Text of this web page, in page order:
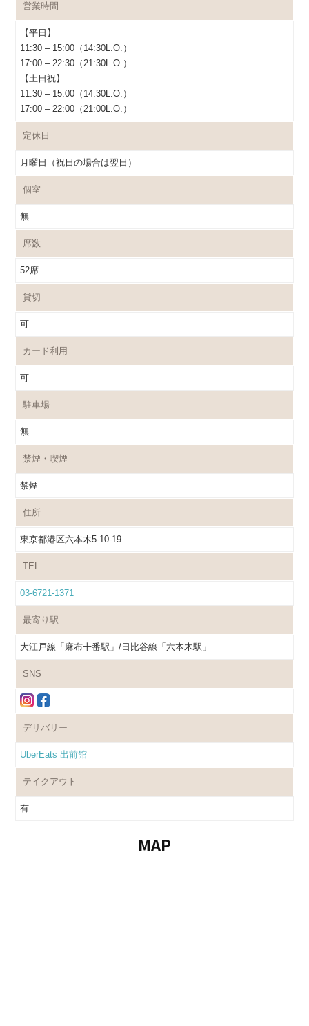
営業時間
【平日】
11:30 – 15:00（14:30L.O.）
17:00 – 22:30（21:30L.O.）
【土日祝】
11:30 – 15:00（14:30L.O.）
17:00 – 22:00（21:00L.O.）
定休日
月曜日（祝日の場合は翌日）
個室
無
席数
52席
貸切
可
カード利用
可
駐車場
無
禁煙・喫煙
禁煙
住所
東京都港区六本木5-10-19
TEL
03-6721-1371
最寄り駅
大江戸線「麻布十番駅」/日比谷線「六本木駅」
SNS
デリバリー
UberEats 出前館
テイクアウト
有
MAP